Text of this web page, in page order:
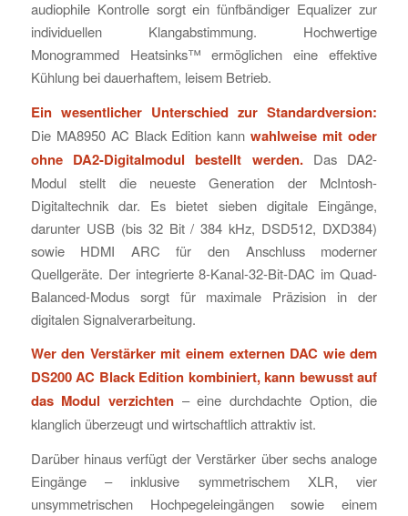
audiophile Kontrolle sorgt ein fünfbändiger Equalizer zur
individuellen Klangabstimmung. Hochwertige
Monogrammed Heatsinks™ ermöglichen eine effektive
Kühlung bei dauerhaftem, leisem Betrieb.
Ein wesentlicher Unterschied zur Standardversion:
Die MA8950 AC Black Edition kannwahlweise mit oder
ohne DA2-Digitalmodul bestellt werden.Das DA2-
Modul stellt die neueste Generation der McIntosh-
Digitaltechnik dar. Es bietet sieben digitale Eingänge,
darunter USB (bis 32 Bit / 384 kHz, DSD512, DXD384)
sowie HDMI ARC für den Anschluss moderner
Quellgeräte. Der integrierte 8-Kanal-32-Bit-DAC im Quad-
Balanced-Modus sorgt für maximale Präzision in der
digitalen Signalverarbeitung.
Wer den Verstärker mit einem externen DAC wie dem
DS200 AC Black Edition kombiniert, kann bewusst auf
das Modul verzichten– eine durchdachte Option, die
klanglich überzeugt und wirtschaftlich attraktiv ist.
Darüber hinaus verfügt der Verstärker über sechs analoge
Eingänge – inklusive symmetrischem XLR, vier
unsymmetrischen Hochpegeleingängen sowie einem